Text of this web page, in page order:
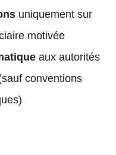
uniquement sur
motivée
aux autorités
conventions